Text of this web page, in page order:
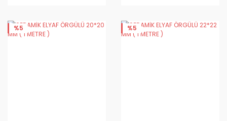
%5 %5